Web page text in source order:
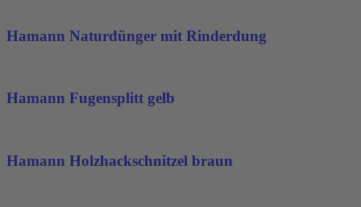
Hamann Naturdünger mit Rinderdung
Hamann Fugensplitt gelb
Hamann Holzhackschnitzel braun